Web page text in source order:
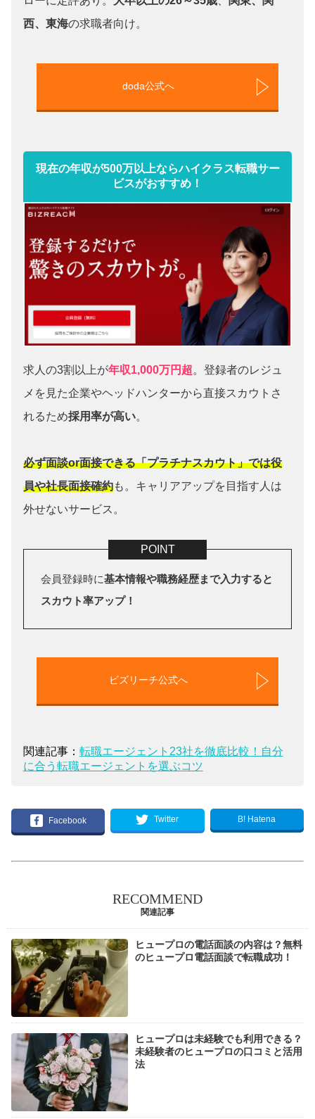
西、東海の求職者向け。
doda公式へ
現在の年収が500万以上ならハイクラス転職サー
ビスがおすすめ！
求人の3割以上が年収1,000万円超。登録者のレジュ
メを見た企業やヘッドハンターから直接スカウトさ
れるため採用率が高い。
必ず面談or面接できる「プラチナスカウト」では役
員や社長面接確約も。キャリアアップを目指す人は
外せないサービス。
会員登録時に基本情報や職務経歴まで入力すると
スカウト率アップ！
ビズリーチ公式へ
関連記事： 転職エージェント23社を徹底比較！自分
に合う転職エージェントを選ぶコツ
Facebook Twitter B! Hatena
RECOMMEND
関連記事
ヒュープロの電話面談の内容は？無料
のヒュープロ電話面談で転職成功！
ヒュープロは未経験でも利用できる？
未経験者のヒュープロの口コミと活用
法